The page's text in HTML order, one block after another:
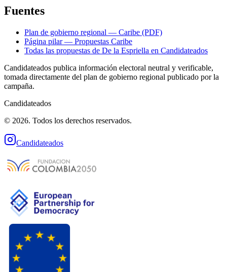
Fuentes
Plan de gobierno regional — Caribe (PDF)
Página pilar — Propuestas Caribe
Todas las propuestas de De la Espriella en Candidateados
Candidateados publica información electoral neutral y verificable,
tomada directamente del plan de gobierno regional publicado por la
campaña.
Candidateados
© 2026. Todos los derechos reservados.
Candidateados